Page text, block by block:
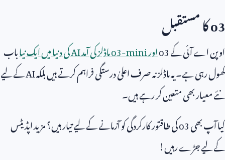
o3کا مستقبل
اوپن اے آئی کےo3اورo3-miniماڈلز کی آمدAIکی دنیا میں ایک نیاباب
کھول رہی ہے۔ یہ ماڈلز نہ صرف اعلیٰ درستگی فراہم کرتے ہیں بلکہAIکے لیے
نئے معیار بھی متعین کر رہے ہیں۔
کیا آپ بھیo3کی طاقتور کارکردگی کو آزمانے کے لیے تیار ہیں؟ مزید اپڈیٹس
کے لیے جڑے رہیں!